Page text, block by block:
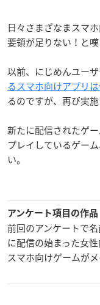
日々さまざなまスマ
要領が足りない！と
以前、にじめんユー
るスマホ向けアプリは
るのですが、再び実
新たに配信されたゲ
プレイしているゲー
い。
アンケート項目の作品
前回のアンケートで
に配信の始まった女
スマホ向けゲームがメ